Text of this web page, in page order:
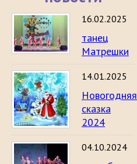
16.02.2025
танец
Матрешки
14.01.2025
Новогодняя
сказка
2024
04.10.2024